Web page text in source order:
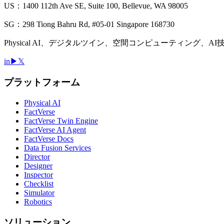
US：1400 112th Ave SE, Suite 100, Bellevue, WA 98005
SG：298 Tiong Bahru Rd, #05-01 Singapore 168730
Physical AI、デジタルツイン、空間コンピューティング、AI
in ▶ 𝕏
プラットフォーム
Physical AI
FactVerse
FactVerse Twin Engine
FactVerse AI Agent
FactVerse Docs
Data Fusion Services
Director
Designer
Inspector
Checklist
Simulator
Robotics